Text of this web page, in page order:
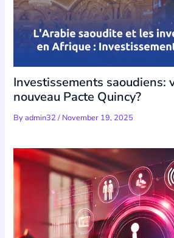
Investissements saoudiens:
nouveau Pacte Quincy?
Byadmin32/ November 19, 2025